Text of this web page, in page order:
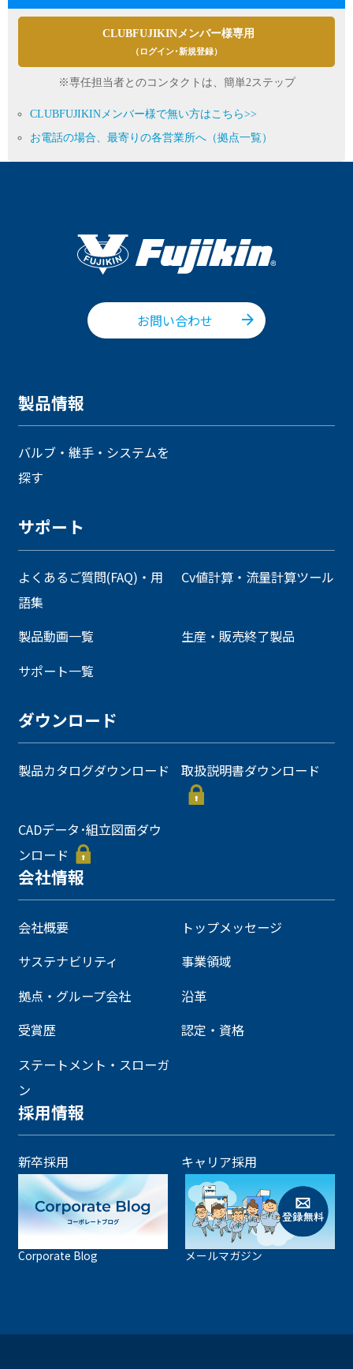
CLUBFUJIKINメンバー様専用
（ログイン･新規登録）
※専任担当者とのコンタクトは、簡単2ステップ
CLUBFUJIKINメンバー様で無い方はこちら>>
お電話の場合、最寄りの各営業所へ（拠点一覧）
お問い合わせ
製品情報
バルブ・継手・システムを
探す
サポート
よくあるご質問(FAQ)・用
語集
Cv値計算・流量計算ツール
製品動画一覧
生産・販売終了製品
サポート一覧
ダウンロード
製品カタログダウンロード 取扱説明書ダウンロード
CADデータ･組立図面ダウ
ンロード
会社情報
会社概要
トップメッセージ
サステナビリティ
事業領域
拠点・グループ会社
沿革
受賞歴
認定・資格
ステートメント・スローガ
ン
採用情報
新卒採用 キャリア採用
Corporate Blog メールマガジン